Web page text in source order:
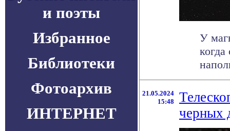
и поэты
Избранное
Библиотеки
Фотоархив
ИНТЕРНЕТ
У
21.05.2024
15:48
черных